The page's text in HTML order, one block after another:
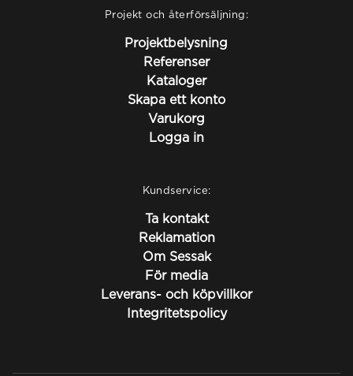
Projekt och återförsäljning:
Projektbelysning
Referenser
Kataloger
Skapa ett konto
Varukorg
Logga in
Kundservice:
Ta kontakt
Reklamation
Om Sessak
För media
Leverans- och köpvillkor
Integritetspolicy